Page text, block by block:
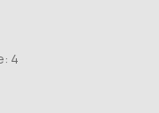
4